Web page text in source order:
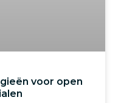
voor open